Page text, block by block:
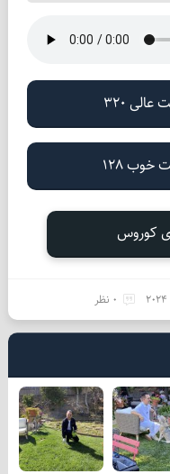
320
128
کوروس
0 نظر